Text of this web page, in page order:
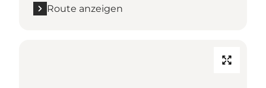
Route anzeigen